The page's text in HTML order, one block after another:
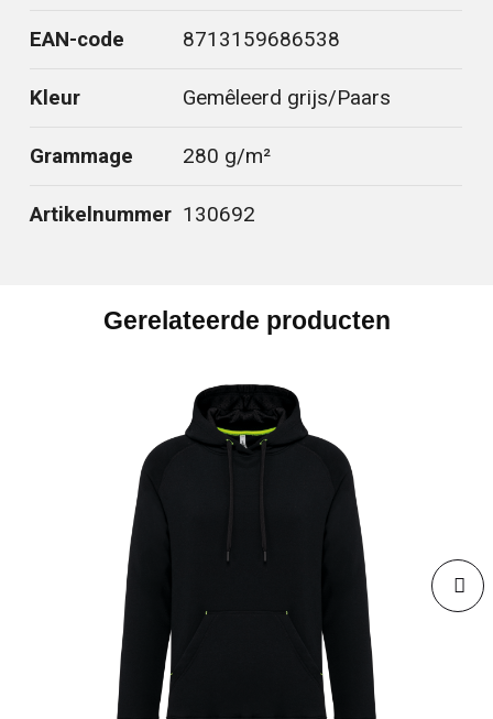
EAN-code 8713159686538
Kleur Gemêleerd grijs/Paars
Grammage 280 g/m²
Artikelnummer 130692
Gerelateerde producten